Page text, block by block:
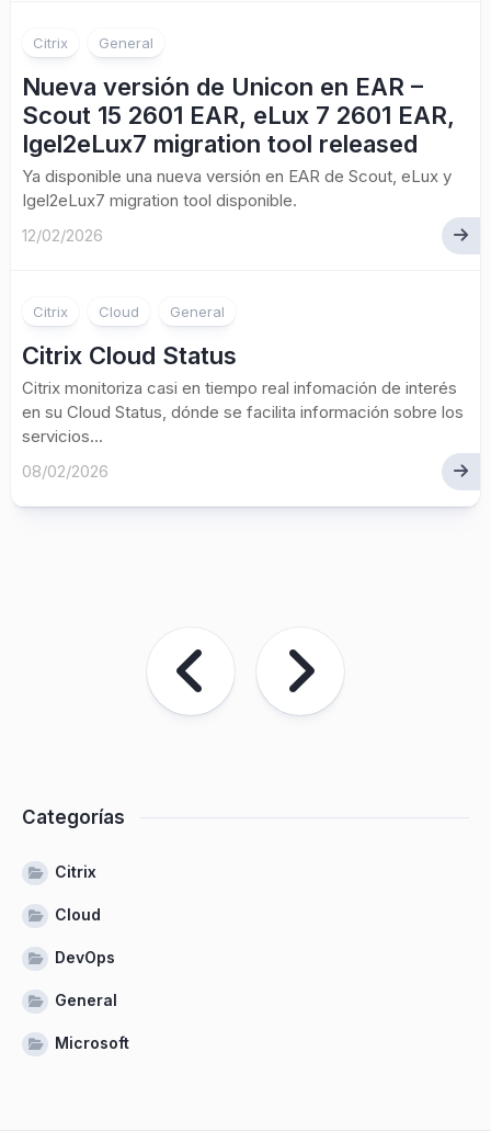
Citrix General
Nueva versión de Unicon en EAR –
Scout 15 2601 EAR, eLux 7 2601 EAR,
Igel2eLux7 migration tool released
Ya disponible una nueva versión en EAR de Scout, eLux y
Igel2eLux7 migration tool disponible.
12/02/2026
Citrix Cloud General
Citrix Cloud Status
Citrix monitoriza casi en tiempo real infomación de interés
en su Cloud Status, dónde se facilita información sobre los
servicios...
08/02/2026
Categorías
Citrix
Cloud
DevOps
General
Microsoft